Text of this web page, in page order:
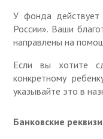
У фонда
России». Ваши
направлены на
Если вы хотите
конкретному
указывайте это в
Банковские